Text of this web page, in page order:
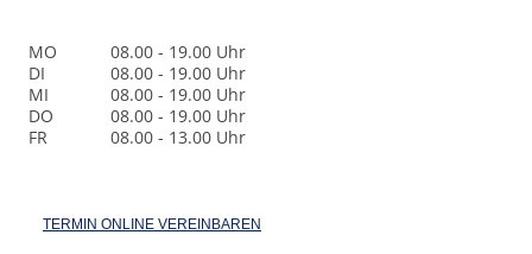
MO
08.00 - 19.00 Uhr
DI
08.00 - 19.00 Uhr
MI
08.00 - 19.00 Uhr
DO
08.00 - 19.00 Uhr
FR
08.00 - 13.00 Uhr
TERMIN ONLINE VEREINBAREN